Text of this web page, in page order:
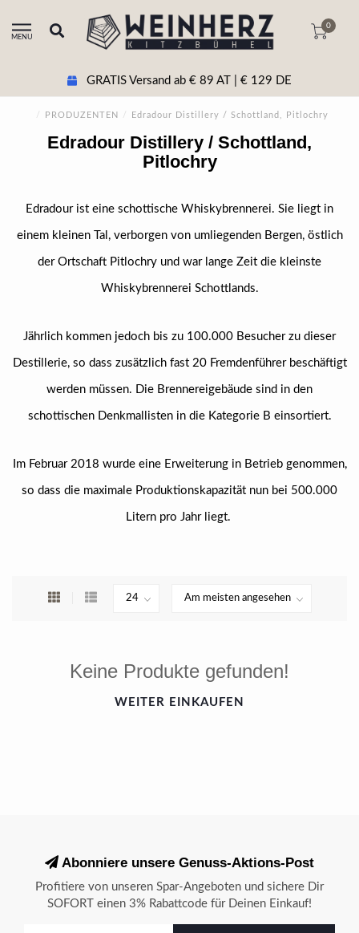
MENU
0
GRATIS Versand ab € 89 AT | € 129 DE
/ PRODUZENTEN / Edradour Distillery / Schottland, Pitlochry
Edradour Distillery / Schottland,
Pitlochry
Edradour ist eine schottische Whiskybrennerei. Sie liegt in
einem kleinen Tal, verborgen von umliegenden Bergen, östlich
der Ortschaft Pitlochry und war lange Zeit die kleinste
Whiskybrennerei Schottlands.
Jährlich kommen jedoch bis zu 100.000 Besucher zu dieser
Destillerie, so dass zusätzlich fast 20 Fremdenführer beschäftigt
werden müssen. Die Brennereigebäude sind in den
schottischen Denkmallisten in die Kategorie B einsortiert.
Im Februar 2018 wurde eine Erweiterung in Betrieb genommen,
so dass die maximale Produktionskapazität nun bei 500.000
Litern pro Jahr liegt.
Keine Produkte gefunden!
WEITER EINKAUFEN
Abonniere unsere Genuss-Aktions-Post
Profitiere von unseren Spar-Angeboten und sichere Dir
SOFORT einen 3% Rabattcode für Deinen Einkauf!